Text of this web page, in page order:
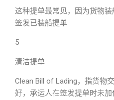
这种提单最常见，因为货物
签发已装船提单
5
清洁提单
Clean Bill of Lading，指货物
好，承运人在签发提单时未